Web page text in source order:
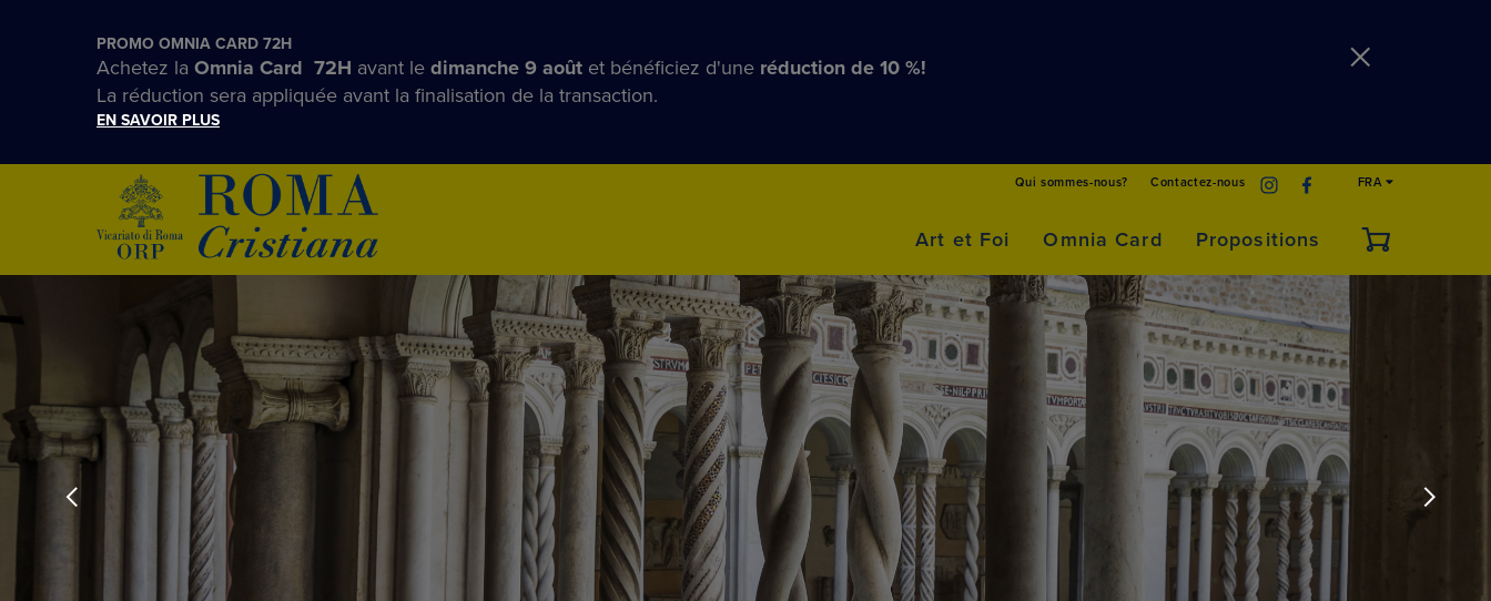
PROMO OMNIA CARD 72H
Achetez la Omnia Card 72H avant le dimanche 9 août et bénéficiez d'une réduction de 10 %!
La réduction sera appliquée avant la finalisation de la transaction.
EN SAVOIR PLUS
Qui sommes-nous? Contactez-nous FRA
Art et Foi Omnia Card Propositions